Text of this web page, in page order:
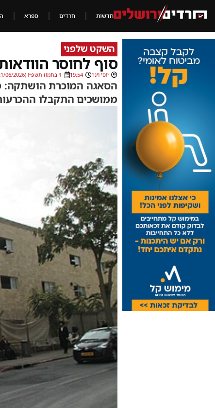
חדשות חרדים ספרא
השקט שלפני
סוף לחוסר
יוסי וינר 19:54 ו׳ בתמוז תשפ״ו (21/06/2026)
הסאגה המוכרת הושתקה:
ממושכים התקבלו